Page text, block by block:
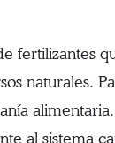
fertilizantes
naturales.
al sistema